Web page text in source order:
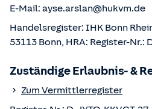
E-Mail: ayse.arslan@hukvm.de
Handelsregister: IHK Bonn
53113 Bonn, HRA: Register-Nr.:
Zuständige Erlaubnis- &
Zum Vermittlerregister